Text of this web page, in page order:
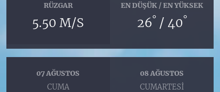
RÜZGAR
5.50 M/S
EN DÜŞÜK / EN YÜKSEK
26° / 40°
07 AĞUSTOS
CUMA
08 AĞUSTOS
CUMARTESI